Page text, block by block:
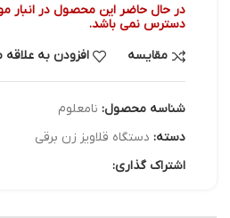
در حال حاضر این محصول در انبار
دسترس نمی باشد.
مقایسه
افزودن به
شناسه محصول: نامعلوم
دسته: دستگاه قلاویز زن برقی
اشتراک گذاری: